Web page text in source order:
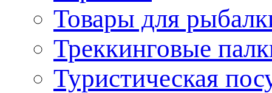
Товары для
Треккинговые
Туристическая